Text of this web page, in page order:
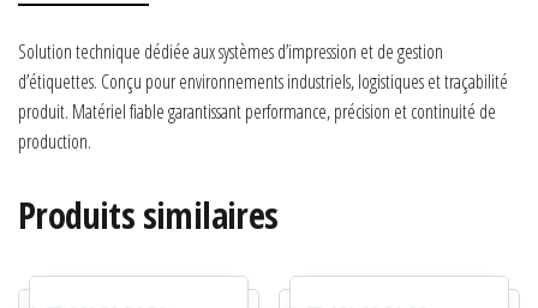
Solution technique dédiée aux systèmes d’impression et de gestion
d’étiquettes. Conçu pour environnements industriels, logistiques et traçabilité
produit. Matériel fiable garantissant performance, précision et continuité de
production.
Produits similaires